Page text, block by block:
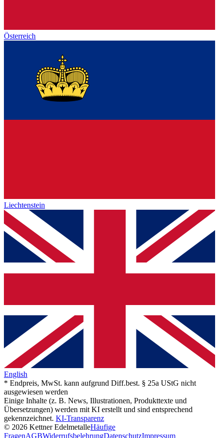
Österreich
Liechtenstein
English
* Endpreis, MwSt. kann aufgrund Diff.best. § 25a UStG nicht
ausgewiesen werden
Einige Inhalte (z. B. News, Illustrationen, Produkttexte und
Übersetzungen) werden mit KI erstellt und sind entsprechend
gekennzeichnet. KI-Transparenz
© 2026 Kettner EdelmetalleHäufige
FragenAGBWiderrufsbelehrungDatenschutzImpressum